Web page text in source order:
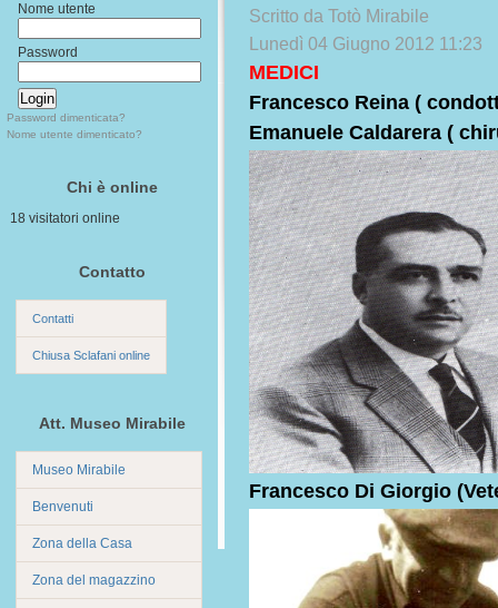
Nome utente
Password
Password dimenticata?
Nome utente dimenticato?
Chi è online
18 visitatori online
Contatto
Contatti
Chiusa Sclafani online
Att. Museo Mirabile
Museo Mirabile
Benvenuti
Zona della Casa
Zona del magazzino
Scritto da Totò Mirabile
Lunedì 04 Giugno 2012 11:23
MEDICI
Francesco Reina (
Emanuele Caldarera (
Francesco Di Giorgio